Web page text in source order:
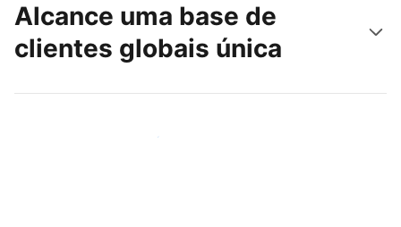
Alcance uma base de
clientes globais única
Chegue hoje mesmo a novas pessoas